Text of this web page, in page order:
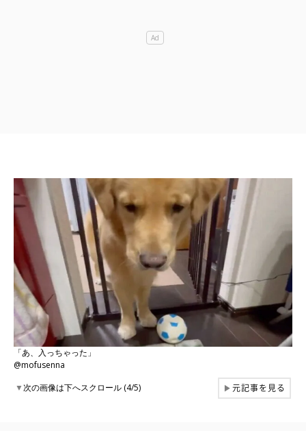
「あ、入っちゃった」
@mofusenna
▼次の画像は下へスクロール (4/5) ▶元記事を見る